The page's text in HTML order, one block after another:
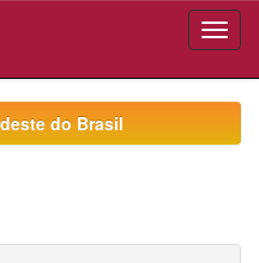
do Brasil